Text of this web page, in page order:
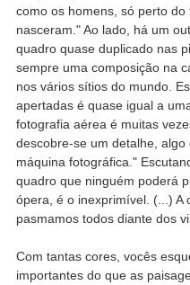
como os homens, só perto
nasceram." Ao lado, há um
quadro quase duplicado nas
sempre uma composição na
nos vários sítios do mundo.
apertadas é quase igual a
fotografia aérea é muitas
descobre-se um detalhe,
máquina fotográfica."
quadro que ninguém poderá
ópera, é o inexprimível. (...) A
pasmamos todos diante dos
Com tantas cores, vocês
importantes do que as